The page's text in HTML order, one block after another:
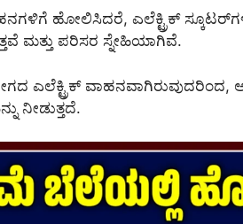
ಹೋಲಿಸಿದರೆ, ಎಲೆಕ್ಟ್ರಿಕ್
ಮತ್ತು ಪರಿಸರ ಸ್ನೇಹಿಯಾಗಿವೆ.
ಎಲೆಕ್ಟ್ರಿಕ್
ನೀಡುತ್ತದೆ.